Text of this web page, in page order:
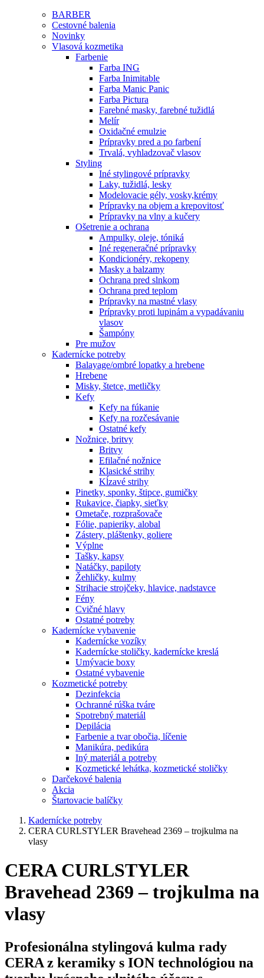
BARBER
Cestovné balenia
Novinky
Vlasová kozmetika
Farbenie
Farba ING
Farba Inimitable
Farba Manic Panic
Farba Pictura
Farebné masky, farebné tužidlá
Melír
Oxidačné emulzie
Prípravky pred a po farbení
Trvalá, vyhladzovač vlasov
Styling
Iné stylingové prípravky
Laky, tužidlá, lesky
Modelovacie gély, vosky,krémy
Prípravky na objem a krepovitosť
Prípravky na vlny a kučery
Ošetrenie a ochrana
Ampulky, oleje, tóniká
Iné regeneračné prípravky
Kondicionéry, rekopeny
Masky a balzamy
Ochrana pred slnkom
Ochrana pred teplom
Prípravky na mastné vlasy
Prípravky proti lupinám a vypadávaniu
vlasov
Šampóny
Pre mužov
Kadernícke potreby
Balayage/ombré lopatky a hrebene
Hrebene
Misky, štetce, metličky
Kefy
Kefy na fúkanie
Kefy na rozčesávanie
Ostatné kefy
Nožnice, britvy
Britvy
Efilačné nožnice
Klasické strihy
Kĺzavé strihy
Pinetky, sponky, štipce, gumičky
Rukavice, čiapky, sieťky
Ometače, rozprašovače
Fólie, papieriky, alobal
Zástery, pláštenky, goliere
Výplne
Tašky, kapsy
Natáčky, papiloty
Žehličky, kulmy
Strihacie strojčeky, hlavice, nadstavce
Fény
Cvičné hlavy
Ostatné potreby
Kadernícke vybavenie
Kadernícke vozíky
Kadernícke stoličky, kadernícke kreslá
Umývacie boxy
Ostatné vybavenie
Kozmetické potreby
Dezinfekcia
Ochranné rúška tváre
Spotrebný materiál
Depilácia
Farbenie a tvar obočia, líčenie
Manikúra, pedikúra
Iný materiál a potreby
Kozmetické lehátka, kozmetické stoličky
Darčekové balenia
Akcia
Štartovacie balíčky
Kadernícke potreby
CERA CURLSTYLER Bravehead 2369 – trojkulma na
vlasy
CERA CURLSTYLER
Bravehead 2369 – trojkulma na
vlasy
Profesionálna stylingová kulma rady
CERA z keramiky s ION technológiou na